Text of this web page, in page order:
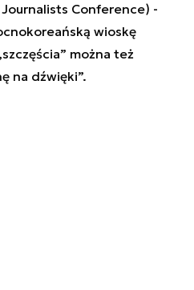
Conference) -
wioskę
można też
na dźwięki”.